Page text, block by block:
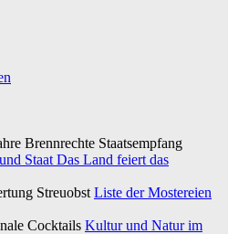
Brennrechte Staatsempfang
Staat Das Land feiert das
Streuobst Liste der Mostereien
Cocktails Kultur und Natur im